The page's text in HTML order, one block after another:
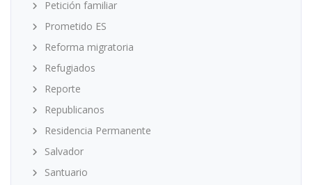
Petición familiar
Prometido ES
Reforma migratoria
Refugiados
Reporte
Republicanos
Residencia Permanente
Salvador
Santuario